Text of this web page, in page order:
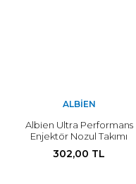
ALBIEN
Albien Ultra Performans
Enjektör Nozul Takımı
302,00 TL